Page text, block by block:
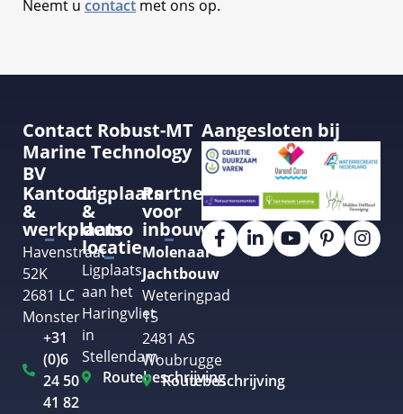
Neemt u contact met ons op.
Contact Robust-MT
Marine Technology
BV
Kantoor
&
werkplaats
Havenstraat
52K
2681 LC
Monster
+31
(0)6
24 50
41 82
Ligplaats
&
demo
locatie
Ligplaats
aan het
Haringvliet
in
Stellendam
Routebeschrijving
Partner
voor
inbouw
Molenaar
Jachtbouw
Weteringpad
15
2481 AS
Woubrugge
Routebeschrijving
Aangesloten bij